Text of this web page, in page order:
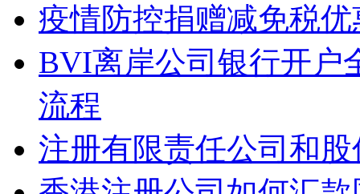
疫情防控捐赠减免税
BVI离岸公司银行开户
流程
注册有限责任公司和